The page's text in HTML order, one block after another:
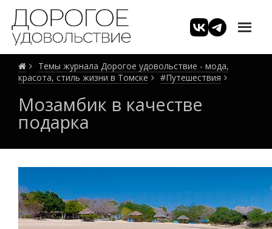
Темы журнала Дорогое удовольствие - мода,
красота, стиль жизни в Томске
#Путешествия
Мозамбик в качестве
подарка